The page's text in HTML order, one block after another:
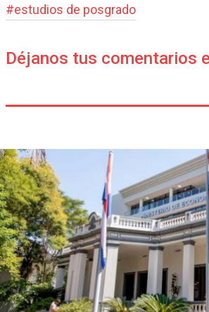
#estudios de posgrado
Déjanos tus comentarios